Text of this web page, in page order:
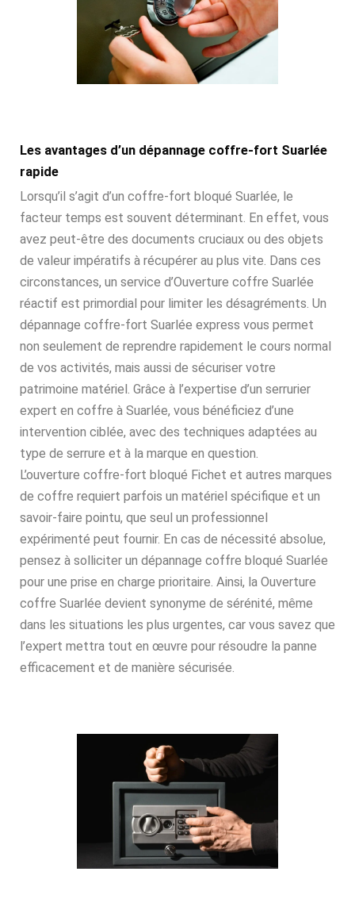
Les avantages d’un dépannage coffre-fort Suarlée
rapide
Lorsqu’il s’agit d’un coffre-fort bloqué Suarlée, le
facteur temps est souvent déterminant. En effet, vous
avez peut-être des documents cruciaux ou des objets
de valeur impératifs à récupérer au plus vite. Dans ces
circonstances, un service d’Ouverture coffre Suarlée
réactif est primordial pour limiter les désagréments. Un
dépannage coffre-fort Suarlée express vous permet
non seulement de reprendre rapidement le cours normal
de vos activités, mais aussi de sécuriser votre
patrimoine matériel. Grâce à l’expertise d’un serrurier
expert en coffre à Suarlée, vous bénéficiez d’une
intervention ciblée, avec des techniques adaptées au
type de serrure et à la marque en question.
L’ouverture coffre-fort bloqué Fichet et autres marques
de coffre requiert parfois un matériel spécifique et un
savoir-faire pointu, que seul un professionnel
expérimenté peut fournir. En cas de nécessité absolue,
pensez à solliciter un dépannage coffre bloqué Suarlée
pour une prise en charge prioritaire. Ainsi, la Ouverture
coffre Suarlée devient synonyme de sérénité, même
dans les situations les plus urgentes, car vous savez que
l’expert mettra tout en œuvre pour résoudre la panne
efficacement et de manière sécurisée.